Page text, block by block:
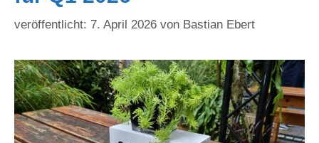
7. April 2026 von Bastian Ebert